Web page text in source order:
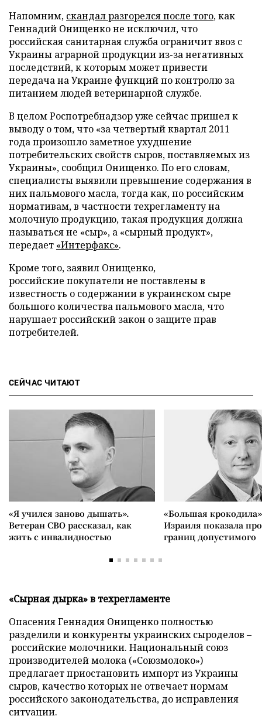
Напомним, скандал разгорелсяпосле того, как
Геннадий Онищенко не исключил, что
российская санитарная служба ограничит ввоз с
Украины аграрной продукции из-за негативных
последствий, к которым может привести
передача на Украине функций по контролю за
питанием людей ветеринарной службе.
В целом Роспотребнадзор уже сейчас пришел к
выводу о том, что «за четвертый квартал 2011
года произошло заметное ухудшение
потребительских свойств сыров, поставляемых из
Украины», сообщил Онищенко. По его словам,
специалисты выявили превышение содержания в
них пальмового масла, тогда как, по российским
нормативам, в частности техрегламенту на
молочную продукцию, такая продукция должна
называться не «сыр», а «сырный продукт»,
передает «Интерфакс».
Кроме того, заявил Онищенко,
российские покупателине поставлены в
известность о содержании в украинском сыре
большого количества пальмового масла, что
нарушаетроссийский закон о защите прав
потребителей.
СЕЙЧАС ЧИТАЮТ
«Я учился заново дышать».
Ветеран СВО рассказал, как
жить с инвалидностью
«Большая
Израиля показала
границ допустимого
«Сырная дырка» в техрегламенте
Опасения Геннадия Онищенко полностью
разделили и конкуренты украинских сыроделов –
российские молочники. Национальный союз
производителей молока («Союзмолоко»)
предлагает приостановить импорт из Украины
сыров, качество которых не отвечает нормам
российского законодательства, до исправления
ситуации.